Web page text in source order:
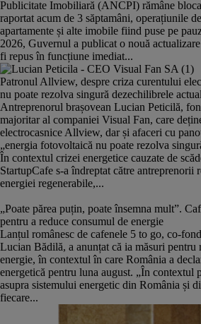
Publicitate Imobiliară (ANCPI) rămâne
raportat acum de 3 săptamâni, operațiunile
apartamente și alte imobile fiind puse pe
2026, Guvernul a publicat o nouă
fi repus în funcțiune imediat...
Patronul Allview, despre criza curentului
nu poate rezolva singură dezechilibrele
Antreprenorul brașovean Lucian Peticilă,
majoritar al companiei Visual Fan, care
electrocasnice Allview, dar și afaceri cu
„energia fotovoltaică nu poate rezolva
În contextul crizei energetice cauzate de
StartupCafe s-a îndreptat către antreprenorii
energiei regenerabile,...
„Poate părea puțin, poate însemna mult”.
pentru a reduce consumul de energie
Lanțul românesc de cafenele 5 to go, co-
Lucian Bădilă, a anunțat că ia măsuri pentru
energie, în contextul în care România a
energetică pentru luna august. „În contextul
asupra sistemului energetic din România și
fiecare...